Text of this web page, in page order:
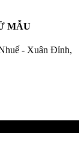
MẪU
- Xuân Đỉnh,